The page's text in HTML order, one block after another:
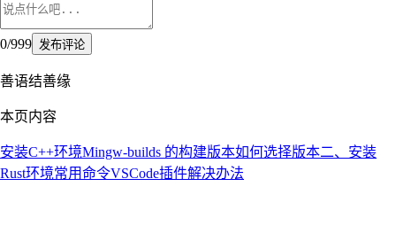
0/999 发布评论
善语结善缘
本页内容
安装C++环境Mingw-builds 的构建版本如何选择版本二、安装
Rust环境常用命令VSCode插件解决办法